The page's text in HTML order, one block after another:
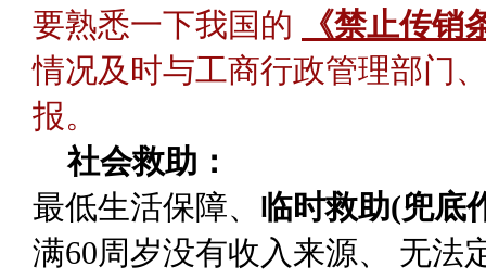
要熟悉一下我国的
《禁止传销
情况及时与工商行政管理部门
报。
社会救助：
最低生活保障、 临时救助(兜底
满60周岁没有收入来源、 无法